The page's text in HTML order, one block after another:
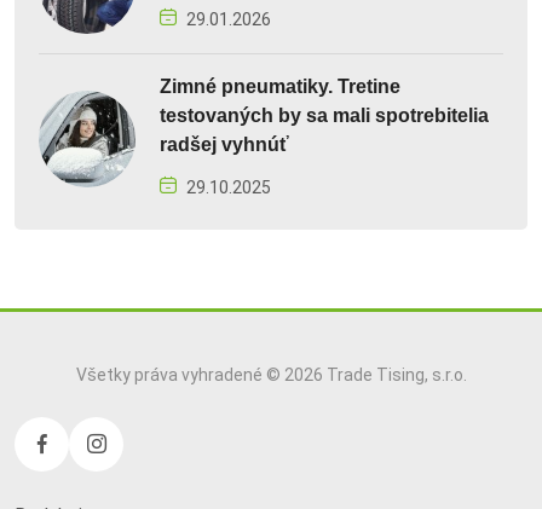
29.01.2026
Zimné pneumatiky. Tretine
testovaných by sa mali spotrebitelia
radšej vyhnúť
29.10.2025
Všetky práva vyhradené © 2026 Trade Tising, s.r.o.